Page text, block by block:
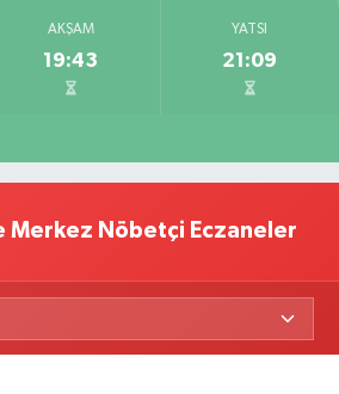
AKŞAM
19:43
YATSI
21:09
Merkez Nöbetçi Eczaneler